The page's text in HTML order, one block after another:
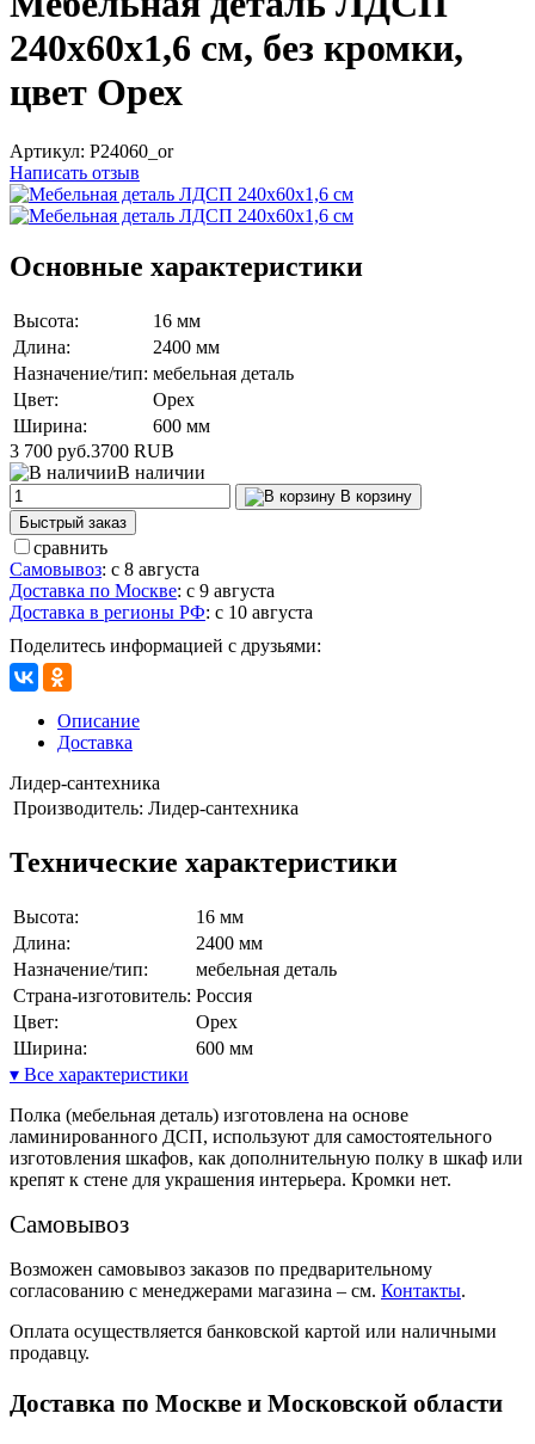
240х60х1,6 см, без кромки,
цвет Орех
Артикул: P24060_or
Написать отзыв
Основные характеристики
Высота:
16 мм
Длина:
2400 мм
Назначение/тип: мебельная деталь
Цвет:
Орех
Ширина:
600 мм
3 700 руб.3700 RUB
В наличии
В корзину
Быстрый заказ
сравнить
Самовывоз: с 8 августа
Доставка по Москве: с 9 августа
Доставка в регионы РФ: с 10 августа
Поделитесь информацией с друзьями:
Описание
Доставка
Лидер-сантехника
Производитель: Лидер-сантехника
Технические характеристики
Высота:
16 мм
Длина:
2400 мм
Назначение/тип:
мебельная деталь
Страна-изготовитель: Россия
Цвет:
Орех
Ширина:
600 мм
▾ Все характеристики
Полка (мебельная деталь) изготовлена на основе
ламинированного ДСП, используют для самостоятельного
изготовления шкафов, как дополнительную полку в шкаф или
крепят к стене для украшения интерьера. Кромки нет.
Самовывоз
Возможен самовывоз заказов по предварительному
согласованию с менеджерами магазина – см. Контакты.
Оплата осуществляется банковской картой или наличными
продавцу.
Доставка по Москве и Московской области